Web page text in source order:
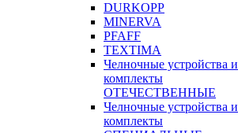
DURKOPP
MINERVA
PFAFF
TEXTIMA
Челночные устройства и
комплекты
ОТЕЧЕСТВЕННЫЕ
Челночные устройства и
комплекты